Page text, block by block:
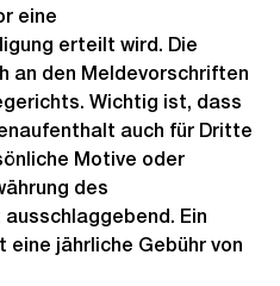
eine
erteilt wird. Die
an den Meldevorschriften
Wichtig ist, dass
auch für Dritte
Motive oder
des
Ein
jährliche Gebühr von